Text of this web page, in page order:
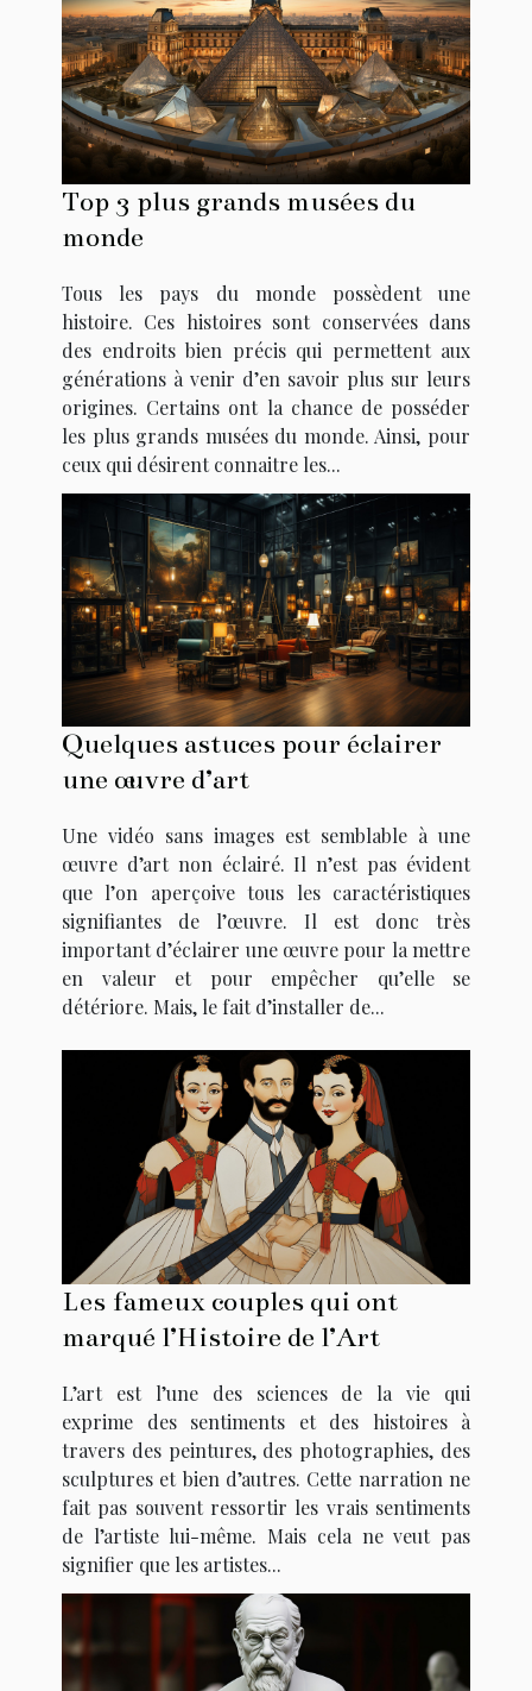
Top 3 plus grands musées du
monde
Tous les pays du monde possèdent une
histoire. Ces histoires sont conservées dans
des endroits bien précis qui permettent aux
générations à venir d’en savoir plus sur leurs
origines. Certains ont la chance de posséder
les plus grands musées du monde. Ainsi, pour
ceux qui désirent connaitre les...
Quelques astuces pour éclairer
une œuvre d’art
Une vidéo sans images est semblable à une
œuvre d’art non éclairé. Il n’est pas évident
que l’on aperçoive tous les caractéristiques
signifiantes de l’œuvre. Il est donc très
important d’éclairer une œuvre pour la mettre
en valeur et pour empêcher qu’elle se
détériore. Mais, le fait d’installer de...
Les fameux couples qui ont
marqué l’Histoire de l’Art
L’art est l’une des sciences de la vie qui
exprime des sentiments et des histoires à
travers des peintures, des photographies, des
sculptures et bien d’autres. Cette narration ne
fait pas souvent ressortir les vrais sentiments
de l’artiste lui-même. Mais cela ne veut pas
signifier que les artistes...